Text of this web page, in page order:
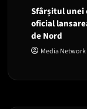
Sfârșitul unei
oficial
de Nord
Media Network